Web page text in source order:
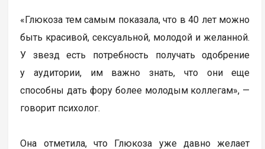
«Глюкоза тем самым показала, что в 40 лет можно
быть красивой, сексуальной, молодой и желанной.
У звезд есть потребность получать одобрение
у аудитории, им важно знать, что они еще
способны дать фору более молодым коллегам», —
говорит психолог.
Она отметила, что Глюкоза уже давно желает